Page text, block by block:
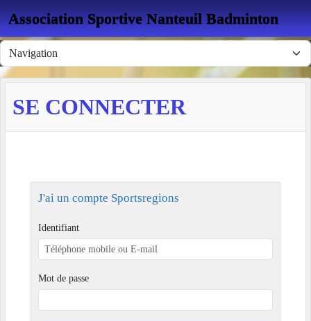
Association Sportive Nanteuil Badminton
SE CONNECTER
J'ai un compte Sportsregions
Identifiant
Mot de passe